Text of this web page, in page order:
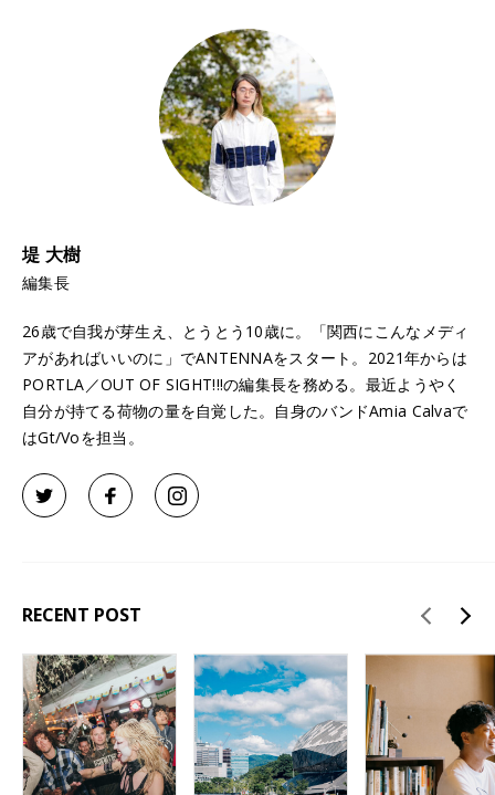
堤 大樹
編集長
26歳で自我が芽生え、とうとう10歳に。「関西にこんなメディ
アがあればいいのに」でANTENNAをスタート。2021年からは
PORTLA／OUT OF SIGHT!!!の編集長を務める。最近ようやく
自分が持てる荷物の量を自覚した。自身のバンドAmia Calvaで
はGt/Voを担当。
RECENT POST